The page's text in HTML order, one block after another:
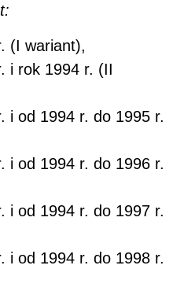
(I wariant),
i rok 1994 r. (II
i od 1994 r. do 1995 r.
i od 1994 r. do 1996 r.
i od 1994 r. do 1997 r.
i od 1994 r. do 1998 r.